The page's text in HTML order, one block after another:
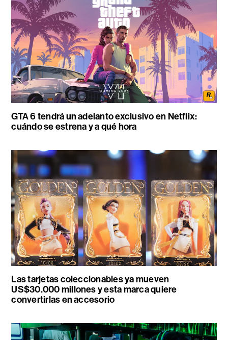
GTA 6 tendrá un adelanto exclusivo en Netflix:
cuándo se estrena y a qué hora
Las tarjetas coleccionables ya mueven
US$30.000 millones y esta marca quiere
convertirlas en accesorio